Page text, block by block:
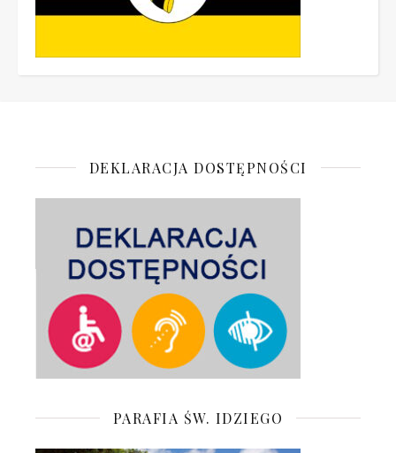
DEKLARACJA DOSTĘPNOŚCI
PARAFIA ŚW. IDZIEGO